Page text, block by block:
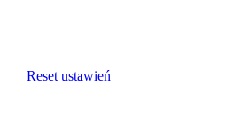
Reset ustawień